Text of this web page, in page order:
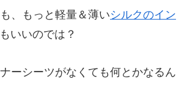
、もっと軽量＆薄いシルクのイン
いいのでは？
ーシーツがなくても何とかなるん